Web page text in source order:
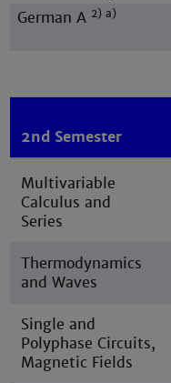
German A 2) a)
2nd Semester
Multivariable
Calculus and
Series
Thermodynamics
and Waves
Single and
Polyphase Circuits,
Magnetic Fields